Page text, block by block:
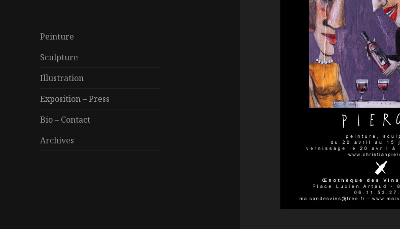
Peinture
Sculpture
Illustration
Exposition – Press
Bio – Contact
Archives